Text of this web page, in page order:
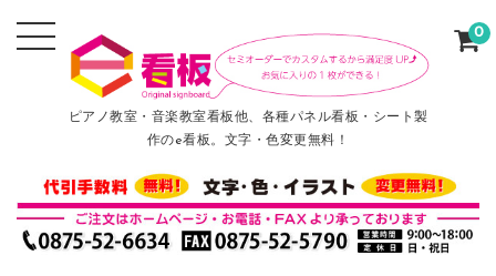
ピアノ教室・音楽教室看板他、各種パネル看板・シート製
作のe看板。文字・色変更無料！
0